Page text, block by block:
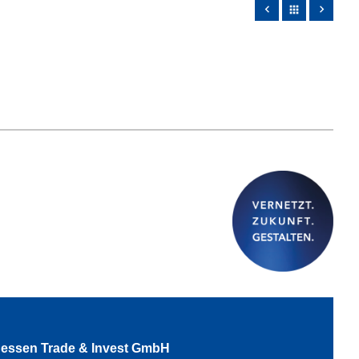
apps
Trade & Invest GmbH